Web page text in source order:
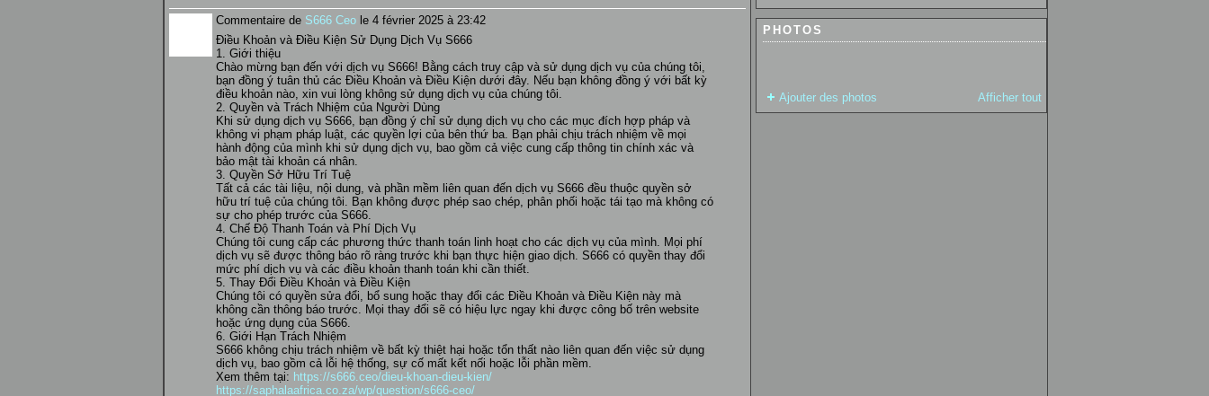
Commentaire de S666 Ceo le 4 février 2025 à 23:42
Điều Khoản và Điều Kiện Sử Dụng Dịch Vụ S666
1. Giới thiệu
Chào mừng bạn đến với dịch vụ S666! Bằng cách truy cập và sử dụng dịch vụ của chúng tôi,
bạn đồng ý tuân thủ các Điều Khoản và Điều Kiện dưới đây. Nếu bạn không đồng ý với bất kỳ
điều khoản nào, xin vui lòng không sử dụng dịch vụ của chúng tôi.
2. Quyền và Trách Nhiệm của Người Dùng
Khi sử dụng dịch vụ S666, bạn đồng ý chỉ sử dụng dịch vụ cho các mục đích hợp pháp và
không vi phạm pháp luật, các quyền lợi của bên thứ ba. Bạn phải chịu trách nhiệm về mọi
hành động của mình khi sử dụng dịch vụ, bao gồm cả việc cung cấp thông tin chính xác và
bảo mật tài khoản cá nhân.
3. Quyền Sở Hữu Trí Tuệ
Tất cả các tài liệu, nội dung, và phần mềm liên quan đến dịch vụ S666 đều thuộc quyền sở
hữu trí tuệ của chúng tôi. Bạn không được phép sao chép, phân phối hoặc tái tạo mà không có
sự cho phép trước của S666.
4. Chế Độ Thanh Toán và Phí Dịch Vụ
Chúng tôi cung cấp các phương thức thanh toán linh hoạt cho các dịch vụ của mình. Mọi phí
dịch vụ sẽ được thông báo rõ ràng trước khi bạn thực hiện giao dịch. S666 có quyền thay đổi
mức phí dịch vụ và các điều khoản thanh toán khi cần thiết.
5. Thay Đổi Điều Khoản và Điều Kiện
Chúng tôi có quyền sửa đổi, bổ sung hoặc thay đổi các Điều Khoản và Điều Kiện này mà
không cần thông báo trước. Mọi thay đổi sẽ có hiệu lực ngay khi được công bố trên website
hoặc ứng dụng của S666.
6. Giới Hạn Trách Nhiệm
S666 không chịu trách nhiệm về bất kỳ thiệt hại hoặc tổn thất nào liên quan đến việc sử dụng
dịch vụ, bao gồm cả lỗi hệ thống, sự cố mất kết nối hoặc lỗi phần mềm.
Xem thêm tại: https://s666.ceo/dieu-khoan-dieu-kien/
https://saphalaafrica.co.za/wp/question/s666-ceo/
PHOTOS
Ajouter des photos Afficher tout